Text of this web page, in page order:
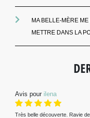
MA BELLE-MÈRE
METTRE DANS LA
Avis pour ilena
Très belle découverte. Ravie de